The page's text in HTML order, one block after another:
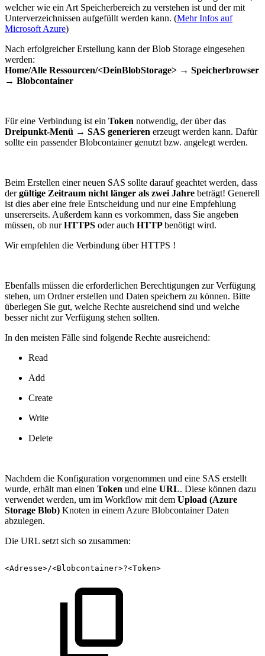
welcher wie ein Art Speicherbereich zu verstehen ist und der mit
Unterverzeichnissen aufgefüllt werden kann. (Mehr Infos auf
Microsoft Azure)
Nach erfolgreicher Erstellung kann der Blob Storage eingesehen
werden:
Home/Alle Ressourcen/<DeinBlobStorage> → Speicherbrowser
→ Blobcontainer
Für eine Verbindung ist ein Token notwendig, der über das
Dreipunkt-Menü → SAS generieren erzeugt werden kann. Dafür
sollte ein passender Blobcontainer genutzt bzw. angelegt werden.
Beim Erstellen einer neuen SAS sollte darauf geachtet werden, dass
dergültige Zeitraum nicht länger als zwei Jahre beträgt! Generell
ist dies aber eine freie Entscheidung und nur eine Empfehlung
unsererseits. Außerdem kann es vorkommen, dass Sie angeben
müssen, ob nurHTTPS oder auch HTTPbenötigt wird.
Wir empfehlen die Verbindung über HTTPS !
Ebenfalls müssen die erforderlichen Berechtigungen zur Verfügung
stehen, um Ordner erstellen und Daten speichern zu können. Bitte
überlegen Sie gut, welche Rechte ausreichend sind und welche
besser nicht zur Verfügung stehen sollten.
In den meisten Fälle sind folgende Rechte ausreichend:
Read
Add
Create
Write
Delete
Nachdem die Konfiguration vorgenommen und eine SAS erstellt
wurde, erhält man einen Token und eine URL. Diese können dazu
verwendet werden, um im Workflow mit dem Upload (Azure
Storage Blob) Knoten in einem Azure Blobcontainer Daten
abzulegen.
Die URL setzt sich so zusammen:
<Adresse>/<Blobcontainer>?<Token>